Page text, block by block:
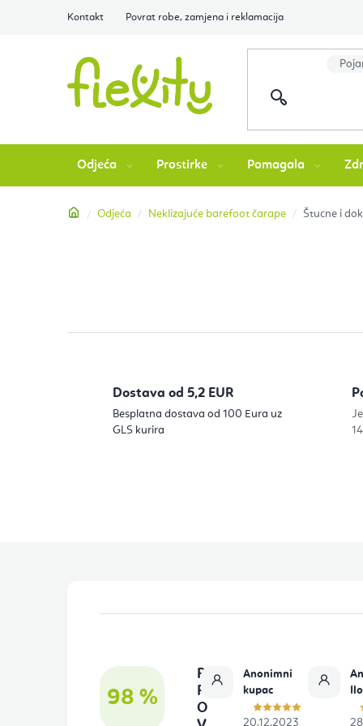
Kontakt Povrat robe, zamjena i reklamacija
Odjeća Prostirke Pomagala
Početna
Odjeća Neklizajuće barefoot čarape Štucne i
o
Dostava od 5,2 EUR
Besplatna dostava od 100 Eura uz
GLS kurira
98 %
P
R
O
Anonimni
kupac
20.12.2023